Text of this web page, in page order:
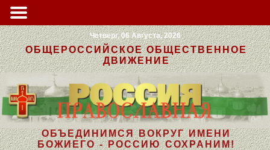
Четверг, 06 Августа, 2026
ОБЩЕРОССИЙСКОЕ ОБЩЕСТВЕННОЕ
ДВИЖЕНИЕ
ОБЪЕДИНИМСЯ ВОКРУГ ИМЕНИ
БОЖИЕГО - РОССИЮ СОХРАНИМ!